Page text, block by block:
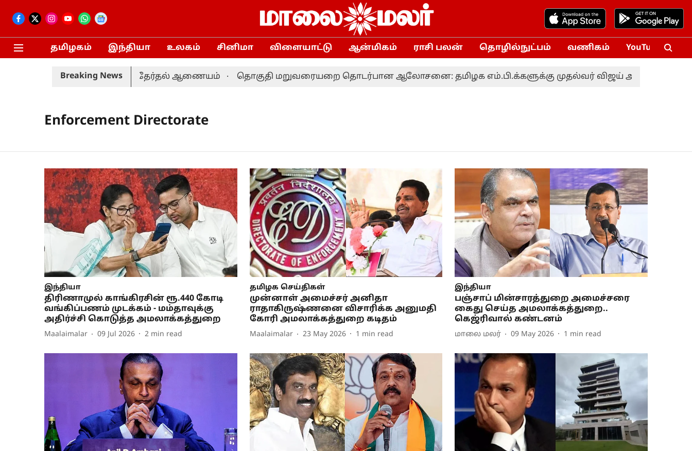
தமிழகம் இந்தியா உலகம் சினிமா விளையாட்டு ஆன்மிகம் ராசி பலன் தொழில்நுட்பம் வணிகம் YouTube
Breaking News
20-ம் தேதி நடைபெறும்: தேர்தல் ஆணையம் தொகுதி மறுவரையறை தொடர்பான ஆலோசனை: தமிழக எம்.பி.க்களுக்கு முதல்வர் விஜய் அழைப்பு
Enforcement Directorate
இந்தியா
திரிணாமுல் காங்கிரசின் ரூ.440 கோடி
வங்கிப்பணம் முடக்கம் - மம்தாவுக்கு
அதிர்ச்சி கொடுத்த அமலாக்கத்துறை
Maalaimalar 09 Jul 2026 2 min read
தமிழக செய்திகள்
முன்னாள் அமைச்சர் அனிதா
ராதாகிருஷ்ணனை விசாரிக்க அனுமதி
கோரி அமலாக்கத்துறை கடிதம்
Maalaimalar 23 May 2026 1 min read
இந்தியா
பஞ்சாப் மின்சாரத்துறை அமைச்சரை
கைது செய்த அமலாக்கத்துறை..
கெஜ்ரிவால் கண்டனம்
மாலை மலர் 09 May 2026 1 min read